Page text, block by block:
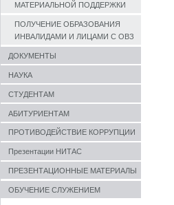
МАТЕРИАЛЬНОЙ ПОДДЕРЖКИ
ПОЛУЧЕНИЕ ОБРАЗОВАНИЯ
ИНВАЛИДАМИ И ЛИЦАМИ С ОВЗ
ДОКУМЕНТЫ
НАУКА
СТУДЕНТАМ
АБИТУРИЕНТАМ
ПРОТИВОДЕЙСТВИЕ КОРРУПЦИИ
Презентации НИТАС
ПРЕЗЕНТАЦИОННЫЕ МАТЕРИАЛЫ
ОБУЧЕНИЕ СЛУЖЕНИЕМ